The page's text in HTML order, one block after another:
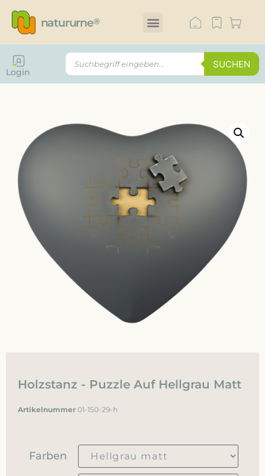
natururne®
SUCHEN
Login
Holzstanz - Puzzle Auf Hellgrau Matt
Artikelnummer 01-150-29-h
Farben